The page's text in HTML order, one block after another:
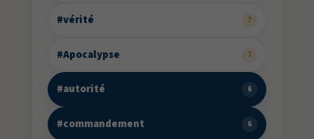
#vérité 7
#Apocalypse 7
#autorité 6
#commandement 6